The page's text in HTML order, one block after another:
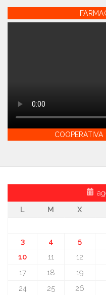
L
M X
3
4 5
10
11 12
17
18 19
24
25 26